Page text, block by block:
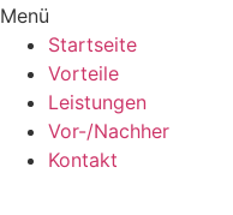
Menü
Startseite
Vorteile
Leistungen
Vor-/Nachher
Kontakt